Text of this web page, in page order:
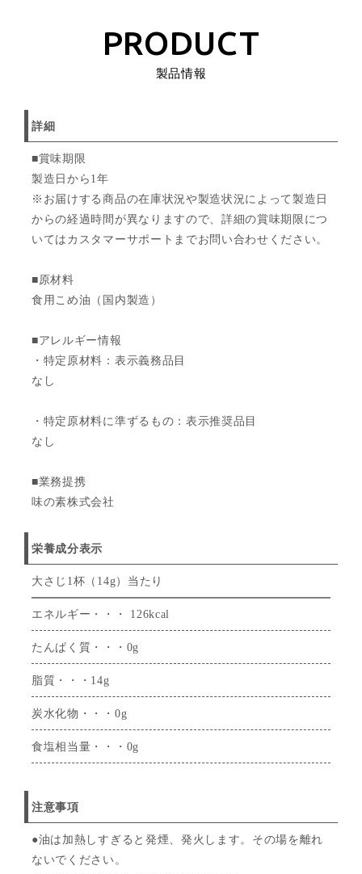
PRODUCT
製品情報
詳細
■賞味期限
製造日から1年
※お届けする商品の在庫状況や製造状況によって製造日
からの経過時間が異なりますので、詳細の賞味期限につ
いてはカスタマーサポートまでお問い合わせください。
■原材料
食用こめ油（国内製造）
■アレルギー情報
・特定原材料：表示義務品目
なし
・特定原材料に準ずるもの：表示推奨品目
なし
■業務提携
味の素株式会社
栄養成分表示
大さじ1杯（14g）当たり
エネルギー・・・ 126kcal
たんぱく質・・・0g
脂質・・・14g
炭水化物・・・0g
食塩相当量・・・0g
注意事項
●油は加熱しすぎると発煙、発火します。その場を離れ
ないでください。